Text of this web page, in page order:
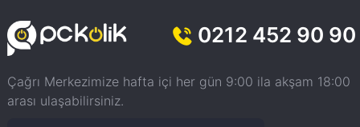
0212 452 90 90
Çağrı Merkezimize hafta içi her gün 9:00 ila akşam 18:00
arası ulaşabilirsiniz.